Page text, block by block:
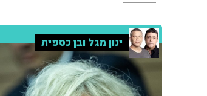
ינון מגל ובן כספית